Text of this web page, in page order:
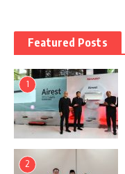
Featured Posts
1
2